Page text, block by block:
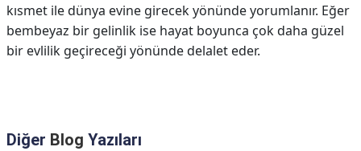
kısmet ile dünya evine girecek yönünde yorumlanır. Eğer
bembeyaz bir gelinlik ise hayat boyunca çok daha güzel
bir evlilik geçireceği yönünde delalet eder.
Diğer Blog Yazıları